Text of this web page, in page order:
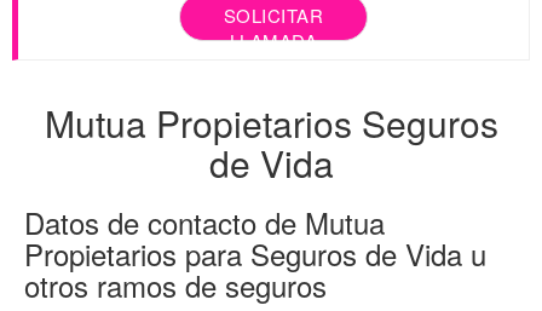
SOLICITAR
LLAMADA
Mutua Propietarios Seguros
de Vida
Datos de contacto de Mutua
Propietarios para Seguros de Vida u
otros ramos de seguros